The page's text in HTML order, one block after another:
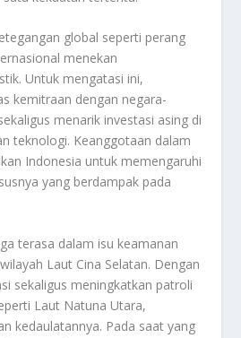
global seperti perang
menekan
Untuk mengatasi ini,
kemitraan dengan negara-
menarik investasi asing di
teknologi. Keanggotaan dalam
Indonesia untuk memengaruhi
yang berdampak pada
terasa dalam isu keamanan
Laut Cina Selatan. Dengan
sekaligus meningkatkan patroli
Laut Natuna Utara,
kedaulatannya. Pada saat yang